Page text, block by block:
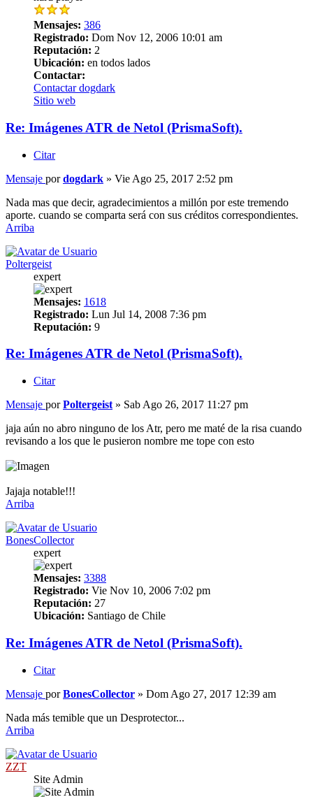
Mensajes: 386
Registrado: Dom Nov 12, 2006 10:01 am
Reputación: 2
Ubicación: en todos lados
Contactar:
Contactar dogdark
Sitio web
Re: Imágenes ATR de Netol (PrismaSoft).
Citar
Mensaje pordogdark » Vie Ago 25, 2017 2:52 pm
Nada mas que decir, agradecimientos a millón por este tremendo
aporte. cuando se comparta será con sus créditos correspondientes.
Arriba
Poltergeist
expert
Mensajes: 1618
Registrado: Lun Jul 14, 2008 7:36 pm
Reputación: 9
Re: Imágenes ATR de Netol (PrismaSoft).
Citar
Mensaje porPoltergeist » Sab Ago 26, 2017 11:27 pm
jaja aún no abro ninguno de los Atr, pero me maté de la risa cuando
revisando a los que le pusieron nombre me tope con esto
Jajaja notable!!!
Arriba
BonesCollector
expert
Mensajes: 3388
Registrado: Vie Nov 10, 2006 7:02 pm
Reputación: 27
Ubicación: Santiago de Chile
Re: Imágenes ATR de Netol (PrismaSoft).
Citar
Mensaje porBonesCollector » Dom Ago 27, 2017 12:39 am
Nada más temible que un Desprotector...
Arriba
ZZT
Site Admin